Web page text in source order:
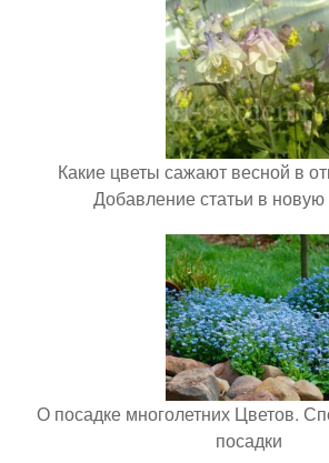
Какие цветы сажают весной в
Добавление статьи в новую
О посадке многолетних Цветов.
посадки